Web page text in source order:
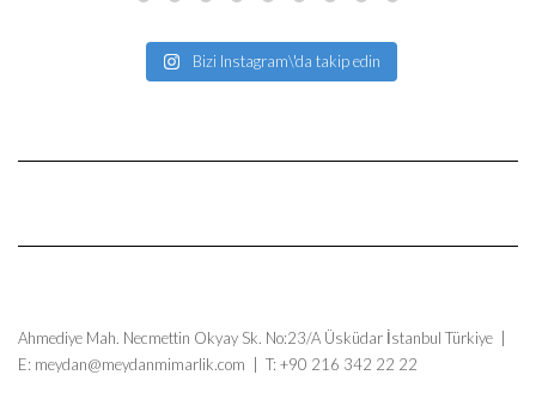
Bizi Instagram\'da takip edin
Ahmediye Mah. Necmettin Okyay Sk. No:23/A Üsküdar İstanbul Türkiye |
E: meydan@meydanmimarlik.com | T: +90 216 342 22 22